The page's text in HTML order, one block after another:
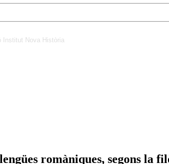
Institut Nova Història
romàniques, segons la